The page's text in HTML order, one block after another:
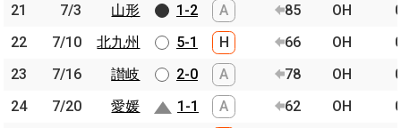
21
7/3 山形 1-2 A 85 OH
22
7/10 北九州 5-1 H 66 OH
23
7/16 讃岐 2-0 A 78 OH
24
7/20 愛媛 1-1 A 62 OH
21
7/3
山形
22
7/10
北九州
23
7/16
讃岐
24
7/20
愛媛